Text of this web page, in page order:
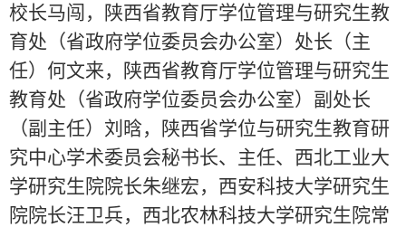
校长马闯，陕西省教育厅学位管理与研究生教
育处（省政府学位委员会办公室）处长（主
任）何文来，陕西省教育厅学位管理与研究生
教育处（省政府学位委员会办公室）副处长
（副主任）刘晗，陕西省学位与研究生教育研
究中心学术委员会秘书长、主任、西北工业大
学研究生院院长朱继宏，西安科技大学研究生
院院长汪卫兵，西北农林科技大学研究生院常